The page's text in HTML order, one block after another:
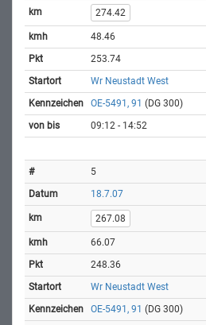
274.42
48.46
253.74
Wr Neustadt West
OE-5491, 91 (DG 300)
09:12 - 14:52
5
18.7.07
267.08
66.07
248.36
Wr Neustadt West
OE-5491, 91 (DG 300)